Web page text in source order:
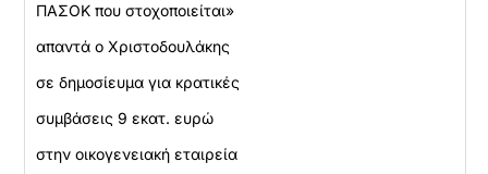
ΠΑΣΟΚ που στοχοποιείται»
απαντά ο Χριστοδουλάκης
σε δημοσίευμα για κρατικές
συμβάσεις 9 εκατ. ευρώ
στην οικογενειακή εταιρεία